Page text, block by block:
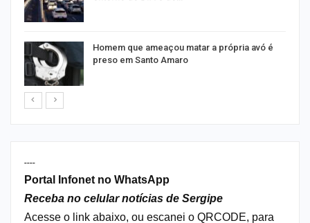
Homem que ameaçou matar a própria avó é
preso em Santo Amaro
----
Portal Infonet no WhatsApp
Receba no celular notícias de Sergipe
Acesse o link abaixo, ou escanei o QRCODE, para